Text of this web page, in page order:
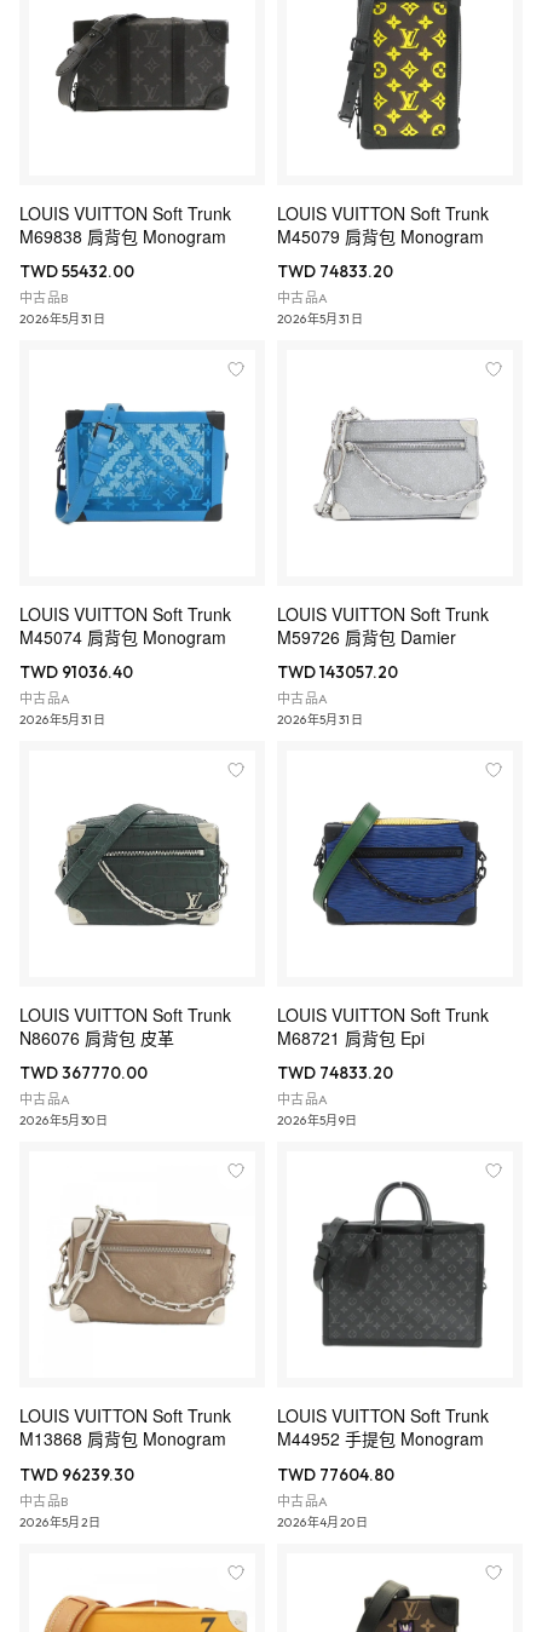
LOUIS VUITTON Soft Trunk
M69838 肩背包 Monogram
TWD 55432.00
中古品B
2026年5月31日
LOUIS VUITTON Soft Trunk
M45079 肩背包 Monogram
TWD 74833.20
中古品A
2026年5月31日
LOUIS VUITTON Soft Trunk
M45074 肩背包 Monogram
TWD 91036.40
中古品A
2026年5月31日
LOUIS VUITTON Soft Trunk
M59726 肩背包 Damier
TWD 143057.20
中古品A
2026年5月31日
LOUIS VUITTON Soft Trunk
N86076 肩背包 皮革
TWD 367770.00
中古品A
2026年5月30日
LOUIS VUITTON Soft Trunk
M68721 肩背包 Epi
TWD 74833.20
中古品A
2026年5月9日
LOUIS VUITTON Soft Trunk
M13868 肩背包 Monogram
TWD 96239.30
中古品B
2026年5月2日
LOUIS VUITTON Soft Trunk
M44952 手提包 Monogram
TWD 77604.80
中古品A
2026年4月20日